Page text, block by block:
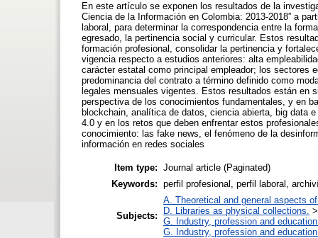
En este artículo se exponen los resultados de la
Ciencia de la Información en Colombia: 2013-2018” a
laboral, para determinar la correspondencia entre la
egresado, la pertinencia social y curricular. Estos
formación profesional, consolidar la pertinencia y
vigencia respecto a estudios anteriores: alta
carácter estatal como principal empleador; los sectores
predominancia del contrato a término definido como
legales mensuales vigentes. Estos resultados están en
perspectiva de los conocimientos fundamentales, y en
blockchain, analítica de datos, ciencia abierta, big data
4.0 y en los retos que deben enfrentar estos
conocimiento: las fake news, el fenómeno de la
información en redes sociales
Item type: Journal article (Paginated)
Keywords: perfil profesional, perfil laboral,
Subjects:
A. Theoretical and general aspects
D. Libraries as physical collections.
G. Industry, profession and
G. Industry, profession and